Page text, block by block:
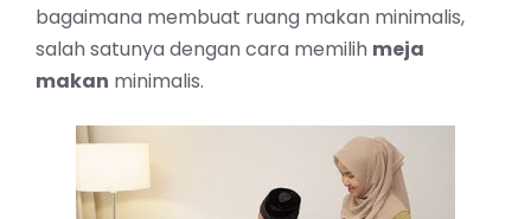
bagaimana membuat ruang makan minimalis,
salah satunya dengan cara memilih meja
makan minimalis.